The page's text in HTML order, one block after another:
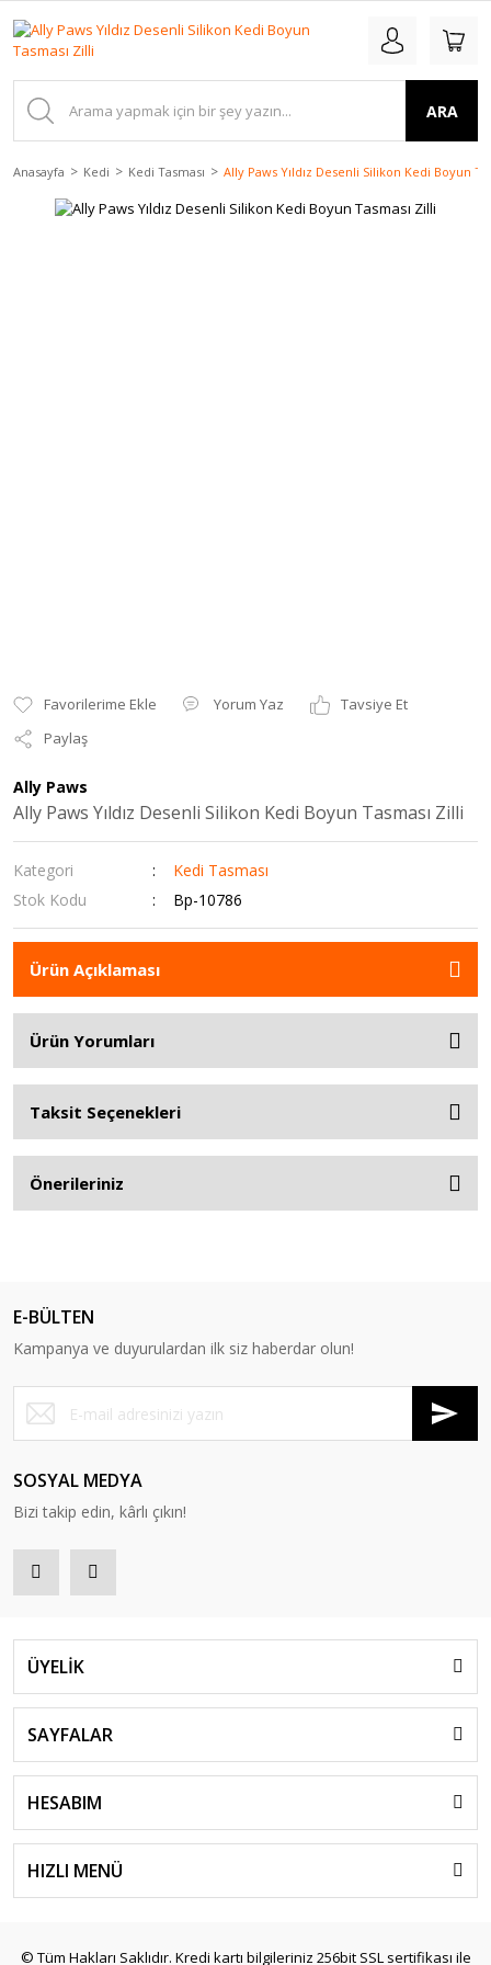
ARA
Anasayfa Kedi Kedi Tasması Ally Paws Yıldız Desenli Silikon Kedi Boyun
Yorum Yaz
Tavsiye Et
Paylaş
Ally Paws
Ally Paws Yıldız Desenli Silikon Kedi Boyun Tasması Zilli
Kategori
Kedi Tasması
Stok Kodu
Bp-10786
Ürün Açıklaması
Ürün Yorumları
Taksit Seçenekleri
Önerileriniz
E-BÜLTEN
Kampanya ve duyurulardan ilk siz haberdar olun!
SOSYAL MEDYA
Bizi takip edin, kârlı çıkın!
ÜYELİK
SAYFALAR
HESABIM
HIZLI MENÜ
© Tüm Hakları Saklıdır. Kredi kartı bilgileriniz 256bit SSL sertifikası ile